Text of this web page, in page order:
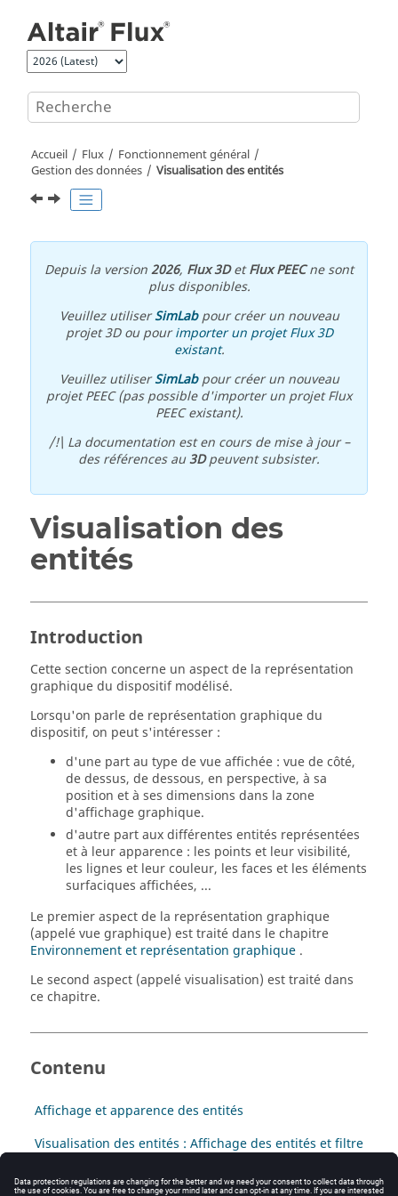
Accueil Flux
Fonctionnement général
Gestion des données
Visualisation des entités
Depuis la version2026, Flux 3DetFlux PEECne sont
plus disponibles.
Veuillez utiliserSimLabpour créer un nouveau
projet 3D ou pourimporter un projet Flux 3D
existant.
Veuillez utiliserSimLabpour créer un nouveau
projet PEEC (pas possible d'importer un projet Flux
PEEC existant).
/!\ La documentation est en cours de mise à jour –
des références au3Dpeuvent subsister.
Visualisation des
entités
Introduction
Cette section concerne un aspect de la représentation
graphique du dispositif modélisé.
Lorsqu'on parle de représentation graphique du
dispositif, on peut s'intéresser :
d'une part au type de vue affichée : vue de côté,
de dessus, de dessous, en perspective, à sa
position et à ses dimensions dans la zone
d'affichage graphique.
d'autre part aux différentes entités représentées
et à leur apparence : les points et leur visibilité,
les lignes et leur couleur, les faces et les éléments
surfaciques affichées, ...
Le premier aspect de la représentation graphique
(appelé vue graphique) est traité dans le chapitre
Environnement et représentation graphique .
Le second aspect (appelé visualisation) est traité dans
ce chapitre.
Contenu
Affichage et apparence des entités
Visualisation des entités : Affichage des entités et filtre